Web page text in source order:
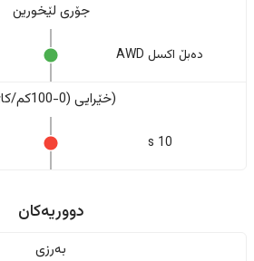
جۆری لێخورین
دەبڵ اکسل AWD
(خێرایی (0-100کم/کاژێر
10 s
دووریەکان
بەرزی